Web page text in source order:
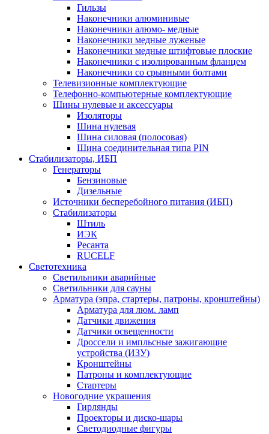
Гильзы
Наконечники алюминивые
Наконечники алюмо- медные
Наконечники медные луженые
Наконечники медные штифтовые плоские
Наконечники с изолированным фланцем
Наконечники со срывными болтами
Телевизионные комплектующие
Телефонно-компьютерные комплектующие
Шины нулевые и аксессуары
Изоляторы
Шина нулевая
Шина силовая (полосовая)
Шина соединительная типа PIN
Стабилизаторы, ИБП
Генераторы
Бензиновые
Дизельные
Источники бесперебойного питания (ИБП)
Стабилизаторы
Штиль
ИЭК
Ресанта
RUCELF
Светотехника
Светильники аварийные
Светильники для сауны
Арматура (эпра, стартеры, патроны, кронштейны)
Арматура для люм. ламп
Датчики движения
Датчики освещенности
Дроссели и импльсные зажигающие
устройства (ИЗУ)
Кронштейны
Патроны и комплектующие
Стартеры
Новогодние украшения
Гирлянды
Проекторы и диско-шары
Светодиодные фигуры